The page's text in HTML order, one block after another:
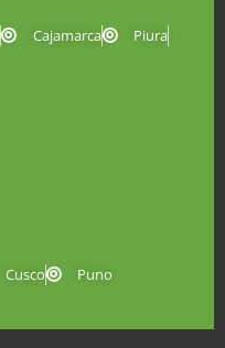
Cajamarca
Piura
Cusco Puno